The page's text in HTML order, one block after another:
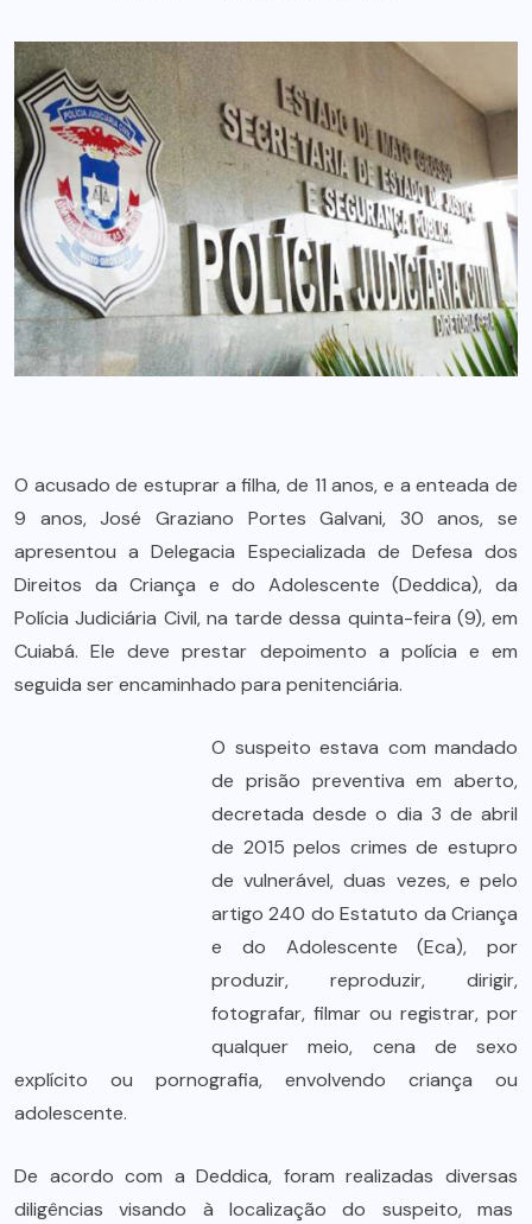
O acusado de estuprar a filha, de 11 anos, e a enteada de
9 anos, José Graziano Portes Galvani, 30 anos, se
apresentou a Delegacia Especializada de Defesa dos
Direitos da Criança e do Adolescente (Deddica), da
Polícia Judiciária Civil, na tarde dessa quinta-feira (9), em
Cuiabá. Ele deve prestar depoimento a polícia e em
seguida ser encaminhado para penitenciária.
O suspeito estava com mandado
de prisão preventiva em aberto,
decretada desde o dia 3 de abril
de 2015 pelos crimes de estupro
de vulnerável, duas vezes, e pelo
artigo 240 do Estatuto da Criança
e do Adolescente (Eca), por
produzir, reproduzir, dirigir,
fotografar, filmar ou registrar, por
qualquer meio, cena de sexo
explícito ou pornografia, envolvendo criança ou
adolescente.
De acordo com a Deddica, foram realizadas diversas
diligências visando à localização do suspeito, mas